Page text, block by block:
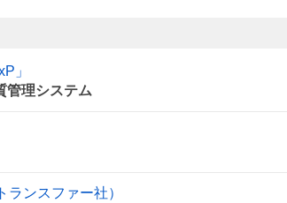
」
管理システム
ンスファー社）